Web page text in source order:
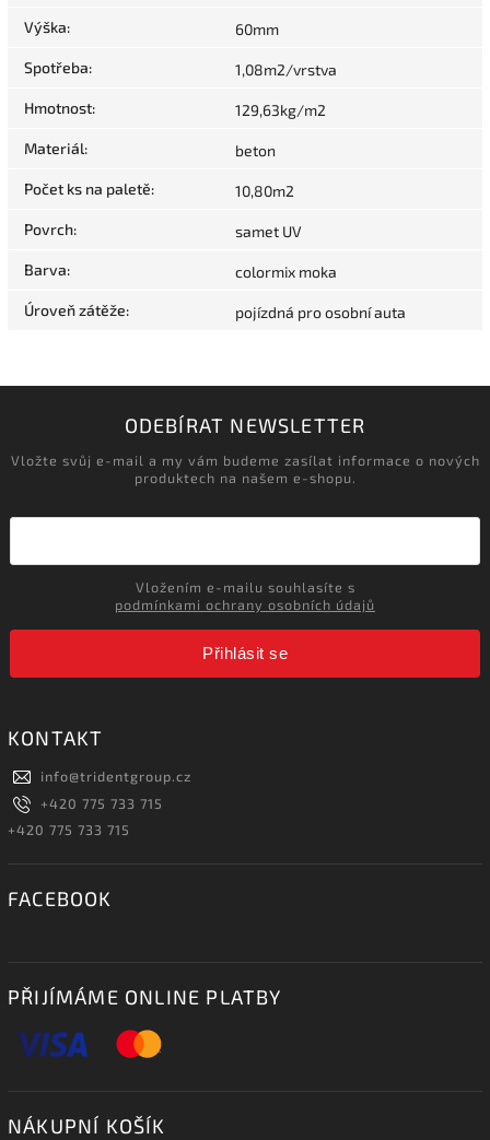
Výška: 60mm
Spotřeba: 1,08m2/vrstva
Hmotnost: 129,63kg/m2
Materiál: beton
Počet ks na paletě: 10,80m2
Povrch: samet UV
Barva: colormix moka
Úroveň zátěže: pojízdná pro osobní auta
ODEBÍRAT NEWSLETTER
Vložte svůj e-mail a my vám budeme zasílat informace o nových
produktech na našem e-shopu.
podmínkami ochrany osobních údajů
Přihlásit se
KONTAKT
info@tridentgroup.cz
+420 775 733 715
+420 775 733 715
FACEBOOK
PŘIJÍMÁME ONLINE PLATBY
NÁKUPNÍ KOŠÍK